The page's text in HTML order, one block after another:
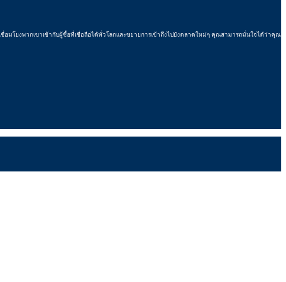
โยงพวกเขาเข้ากับผู้ซื้อที่เชื่อถือได้ทั่วโลกและขยายการเข้าถึงไปยังตลาดใหม่ๆ คุณสามารถมั่นใจได้ว่าคุณ